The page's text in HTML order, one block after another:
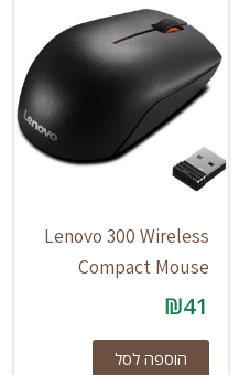
Lenovo 300 Wireless
Compact Mouse
₪41
הוספה לסל